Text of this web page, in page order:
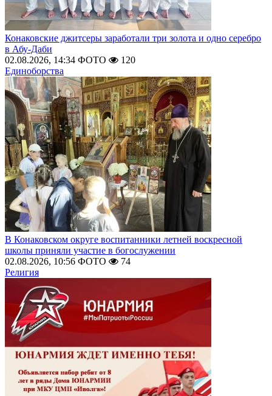
Конаковские джитсеры заработали три золота и одно серебро
в Абу-Даби
02.08.2026, 14:34 ФОТО
120
Единоборства
В Конаковском округе воспитанники летней воскресной
школы приняли участие в богослужении
02.08.2026, 10:56 ФОТО
74
Религия